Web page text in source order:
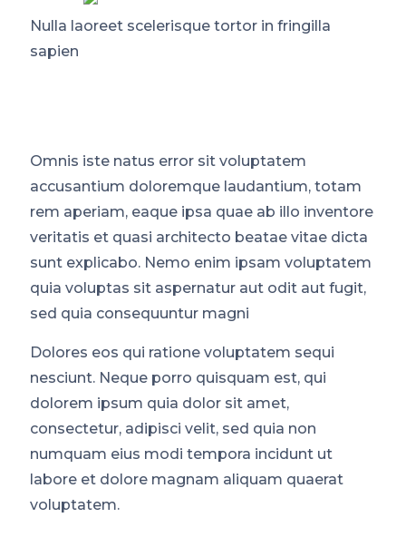
Nulla laoreet scelerisque tortor in fringilla
sapien
Omnis iste natus error sit voluptatem
accusantium doloremque laudantium, totam
rem aperiam, eaque ipsa quae ab illo inventore
veritatis et quasi architecto beatae vitae dicta
sunt explicabo. Nemo enim ipsam voluptatem
quia voluptas sit aspernatur aut odit aut fugit,
sed quia consequuntur magni
Dolores eos qui ratione voluptatem sequi
nesciunt. Neque porro quisquam est, qui
dolorem ipsum quia dolor sit amet,
consectetur, adipisci velit, sed quia non
numquam eius modi tempora incidunt ut
labore et dolore magnam aliquam quaerat
voluptatem.